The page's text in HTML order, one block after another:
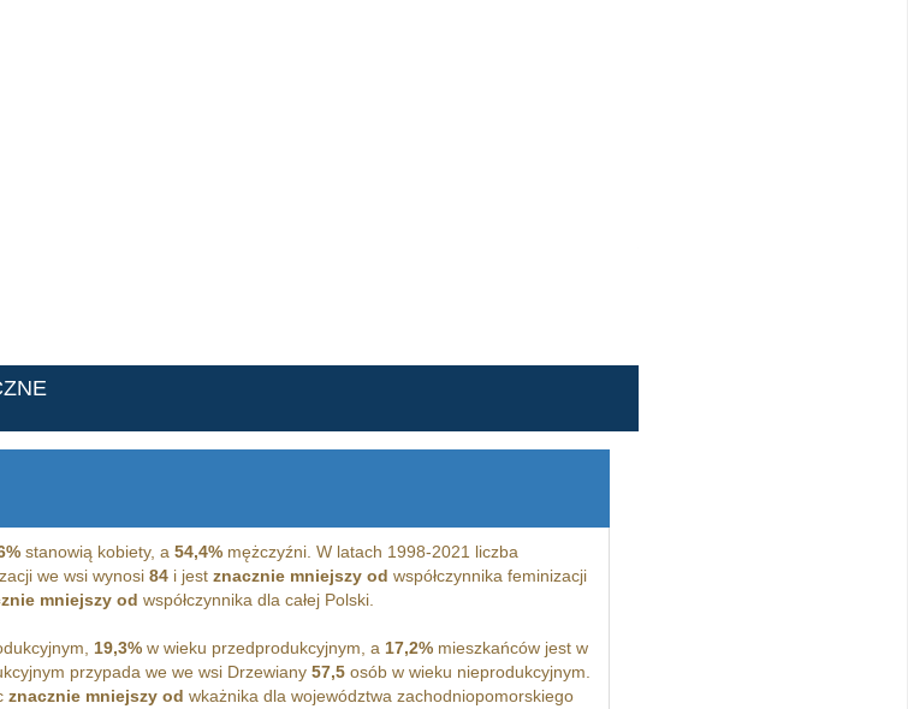
stanowią kobiety, a 54,4%mężczyźni. W latach 1998-2021 liczba
we wsi wynosi 84i jest znacznie mniejszy od współczynnika feminizacji
mniejszy od współczynnika dla całej Polski.
19,3%w wieku przedprodukcyjnym, a 17,2%mieszkańców jest w
przypada we we wsi Drzewiany 57,5osób w wieku nieprodukcyjnym.
znacznie mniejszy od wkażnika dla województwa zachodniopomorskiego